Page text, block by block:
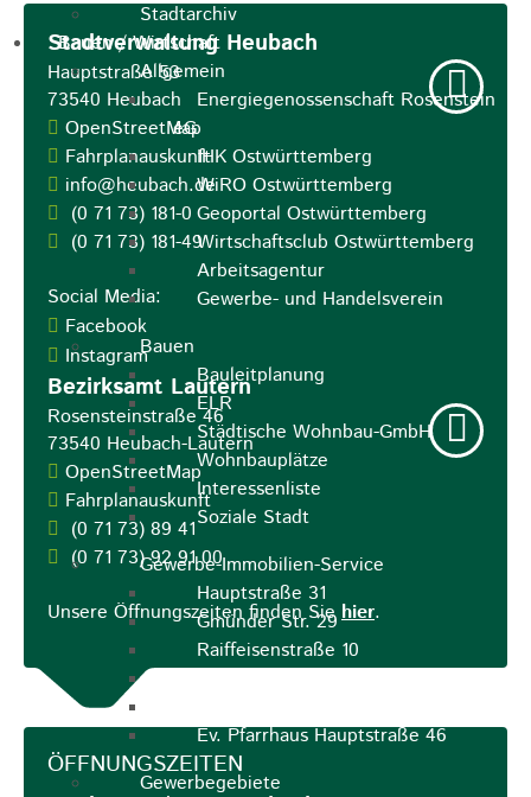
Stadtarchiv
Bauen / Wirtschaft
Allgemein
Energiegenossenschaft Rosenstein
eG
IHK Ostwürttemberg
WiRO Ostwürttemberg
Geoportal Ostwürttemberg
Wirtschaftsclub Ostwürttemberg
Arbeitsagentur
Gewerbe- und Handelsverein
Bauen
Bauleitplanung
ELR
Städtische Wohnbau-GmbH
Wohnbauplätze
Interessenliste
Soziale Stadt
Gewerbe-Immobilien-Service
Hauptstraße 31
Gmünder Str. 29
Raiffeisenstraße 10
Ev. Pfarrhaus Hauptstraße 46
Gewerbegebiete
Stadtverwaltung Heubach
Hauptstraße 53
73540 Heubach
OpenStreetMap
Fahrplanauskunft
info@heubach.de
(0 71 73) 181-0
(0 71 73) 181-49
Social Media:
Facebook
Instagram
Bezirksamt Lautern
Rosensteinstraße 46
73540 Heubach-Lautern
OpenStreetMap
Fahrplanauskunft
(0 71 73) 89 41
(0 71 73) 92 91 00
Unsere Öffnungszeiten finden Siehier.
ÖFFNUNGSZEITEN